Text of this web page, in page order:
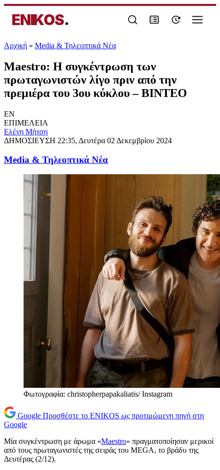
ENIKOS.
Αρχική » Media & Τηλεοπτικά Νέα
Maestro: Η συγκέντρωση των
πρωταγωνιστών λίγο πριν από την
πρεμιέρα του 3ου κύκλου – ΒΙΝΤΕΟ
EN
ΕΠΙΜΕΛΕΙΑ
Eλένη Μήτση
ΔΗΜΟΣΙΕΥΣΗ 22:35, Δευτέρα 02 Δεκεμβρίου 2024
Media & Τηλεοπτικά Νέα
Φωτογραφία: christopherpapakaliatis/ Instagram
Google Προσθέστε το ENIKOS ως προτιμώμενη πηγή στη
Google
Μία συγκέντρωση με άρωμα «Maestro» πραγματοποίησαν μερικοί
από τους πρωταγωνιστές της σειράς του MEGA, το βράδυ της
Δευτέρας (2/12).